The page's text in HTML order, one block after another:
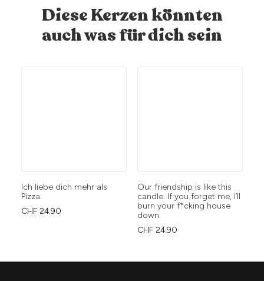
Diese Kerzen könnten
auch was für dich sein
Ich liebe dich mehr als
Pizza.
CHF 24.90
Our friendship is like this
candle. If you forget me, I’ll
burn your f*cking house
down.
CHF 24.90